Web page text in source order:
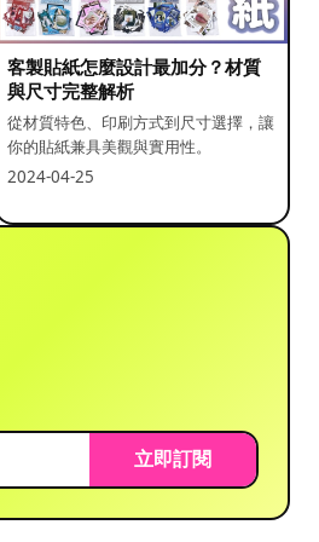
客製貼紙怎麼設計最加分？材質
與尺寸完整解析
從材質特色、印刷方式到尺寸選擇，讓
你的貼紙兼具美觀與實用性。
2024-04-25
立即訂閱